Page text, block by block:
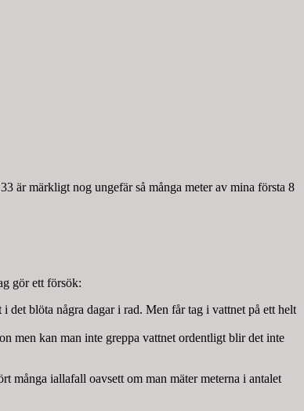
är märkligt nog ungefär så många meter av mina första 8
gör ett försök:
det blöta några dagar i rad. Men får tag i vattnet på ett helt
men kan man inte greppa vattnet ordentligt blir det inte
många iallafall oavsett om man mäter meterna i antalet